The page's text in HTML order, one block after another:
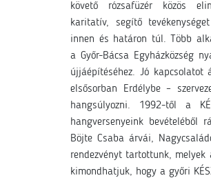
követő rózsafüzér közös
karitatív, segítő
innen és határon túl. Több
a Győr-Bácsa Egyházközség
újjáépítéséhez. Jó
elsősorban Erdélybe –
hangsúlyozni. 1992-től a
hangversenyeink bevételéből
Böjte Csaba árvái,
rendezvényt tartottunk,
kimondhatjuk, hogy a győri